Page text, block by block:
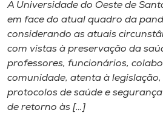
A
Internacionalização
I.nova
A Universidade do Oeste de
em face do atual quadro da
considerando as atuais
com vistas à preservação da
professores, funcionários,
comunidade, atenta à
protocolos de saúde e
de retorno às […]